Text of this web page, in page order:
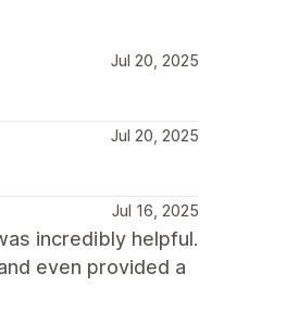
Jul 20, 2025
Jul 20, 2025
Jul 16, 2025
incredibly helpful.
even provided a